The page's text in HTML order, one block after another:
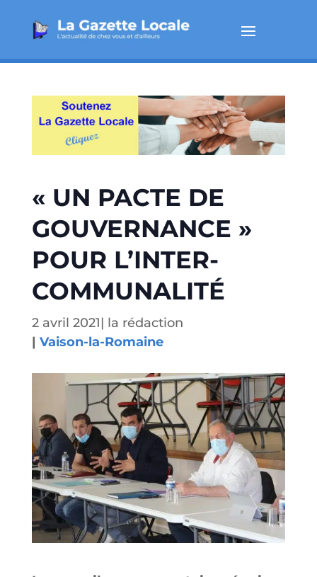
« UN PACTE DE
GOUVERNANCE »
POUR L’INTER-
COMMUNALITÉ
2 avril 2021| la rédaction
| Vaison-la-Romaine